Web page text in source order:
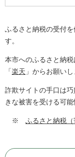
ふるさと納税の受付
す。
本市へのふるさと納税
「楽天 」からお願いし
詐欺サイトの手口は
きな被害を受ける可
※ ふるさと納税